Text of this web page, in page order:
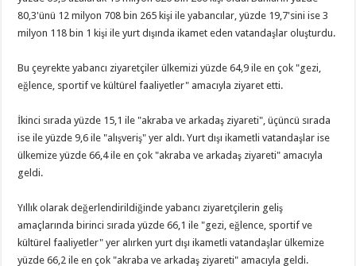
80,3'ünü 12 milyon 708 bin 265 kişi ile yabancılar, yüzde 19,7'sini ise 3
milyon 118 bin 1 kişi ile yurt dışında ikamet eden vatandaşlar oluşturdu.
Bu çeyrekte yabancı ziyaretçiler ülkemizi yüzde 64,9 ile en çok "gezi,
eğlence, sportif ve kültürel faaliyetler" amacıyla ziyaret etti.
İkinci sırada yüzde 15,1 ile "akraba ve arkadaş ziyareti", üçüncü sırada
ise ile yüzde 9,6 ile "alışveriş" yer aldı. Yurt dışı ikametli vatandaşlar ise
ülkemize yüzde 66,4 ile en çok "akraba ve arkadaş ziyareti" amacıyla
geldi.
Yıllık olarak değerlendirildiğinde yabancı ziyaretçilerin geliş
amaçlarında birinci sırada yüzde 66,1 ile "gezi, eğlence, sportif ve
kültürel faaliyetler" yer alırken yurt dışı ikametli vatandaşlar ülkemize
yüzde 66,2 ile en çok "akraba ve arkadaş ziyareti" amacıyla geldi.